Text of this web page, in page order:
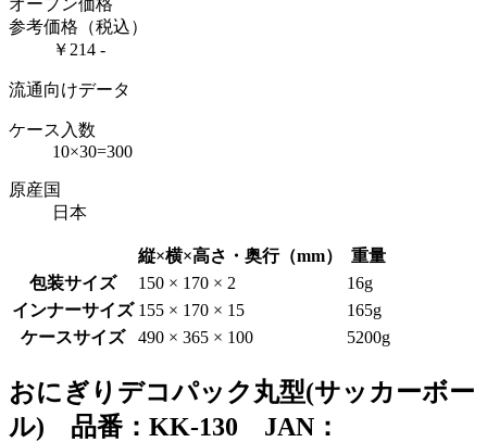
オープン価格
参考価格（税込）
￥214 -
流通向けデータ
ケース入数
10×30=300
原産国
日本
縦×横×高さ・奥行（mm）
重量
包装サイズ
150 × 170 × 2
16g
インナーサイズ 155 × 170 × 15
165g
ケースサイズ
490 × 365 × 100 5200g
おにぎりデコパック丸型(サッカーボー
ル) 品番：KK-130 JAN：